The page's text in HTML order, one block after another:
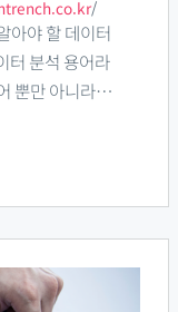
/
아야 할 데이터
터 분석 용어라
뿐만 아니라 업
같이 정리했